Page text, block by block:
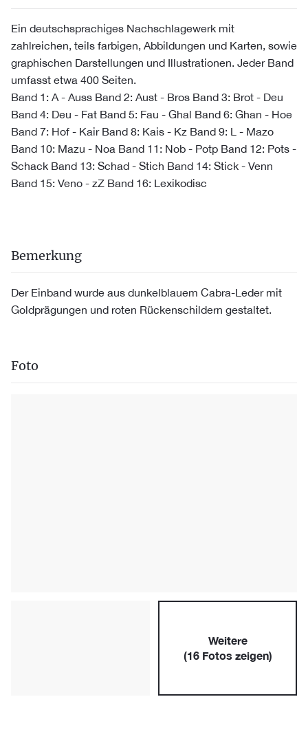
Ein deutschsprachiges Nachschlagewerk mit
zahlreichen, teils farbigen, Abbildungen und Karten, sowie
graphischen Darstellungen und Illustrationen. Jeder Band
umfasst etwa 400 Seiten.
Band 1: A - Auss Band 2: Aust - Bros Band 3: Brot - Deu
Band 4: Deu - Fat Band 5: Fau - Ghal Band 6: Ghan - Hoe
Band 7: Hof - Kair Band 8: Kais - Kz Band 9: L - Mazo
Band 10: Mazu - Noa Band 11: Nob - Potp Band 12: Pots -
Schack Band 13: Schad - Stich Band 14: Stick - Venn
Band 15: Veno - zZ Band 16: Lexikodisc
Bemerkung
Der Einband wurde aus dunkelblauem Cabra-Leder mit
Goldprägungen und roten Rückenschildern gestaltet.
Foto
Weitere
(16Fotos zeigen)